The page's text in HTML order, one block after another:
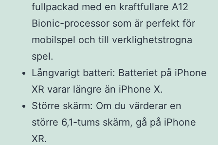
fullpackad med en kraftfullare A12
Bionic-processor som är perfekt för
mobilspel och till verklighetstrogna
spel.
Långvarigt batteri: Batteriet på iPhone
XR varar längre än iPhone X.
Större skärm: Om du värderar en
större 6,1-tums skärm, gå på iPhone
XR.